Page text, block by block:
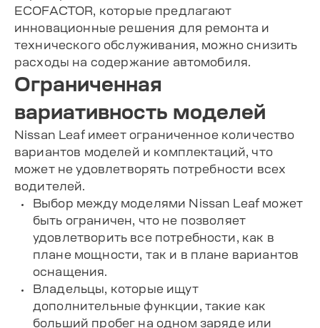
ECOFACTOR, которые предлагают
инновационные решения для ремонта и
технического обслуживания, можно снизить
расходы на содержание автомобиля.
Ограниченная
вариативность моделей
Nissan Leaf имеет ограниченное количество
вариантов моделей и комплектаций, что
может не удовлетворять потребности всех
водителей.
Выбор между моделями Nissan Leaf может
быть ограничен, что не позволяет
удовлетворить все потребности, как в
плане мощности, так и в плане вариантов
оснащения.
Владельцы, которые ищут
дополнительные функции, такие как
больший пробег на одном заряде или